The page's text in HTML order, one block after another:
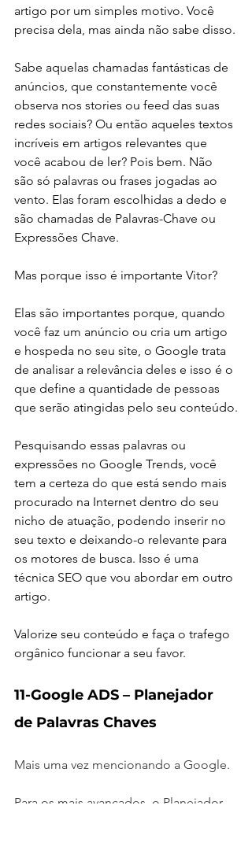
artigo por um simples motivo. Você
precisa dela, mas ainda não sabe disso.
Sabe aquelas chamadas fantásticas de
anúncios, que constantemente você
observa nos stories ou feed das suas
redes sociais? Ou então aqueles textos
incríveis em artigos relevantes que
você acabou de ler? Pois bem. Não
são só palavras ou frases jogadas ao
vento. Elas foram escolhidas a dedo e
são chamadas de Palavras-Chave ou
Expressões Chave.
Mas porque isso é importante Vitor?
Elas são importantes porque, quando
você faz um anúncio ou cria um artigo
e hospeda no seu site, o Google trata
de analisar a relevância deles e isso é o
que define a quantidade de pessoas
que serão atingidas pelo seu conteúdo.
Pesquisando essas palavras ou
expressões no Google Trends, você
tem a certeza do que está sendo mais
procurado na Internet dentro do seu
nicho de atuação, podendo inserir no
seu texto e deixando-o relevante para
os motores de busca. Isso é uma
técnica SEO que vou abordar em outro
artigo.
Valorize seu conteúdo e faça o trafego
orgânico funcionar a seu favor.
11-Google ADS – Planejador
de Palavras Chaves
Mais uma vez mencionando a Google.
Para os mais avançados, o Planejador